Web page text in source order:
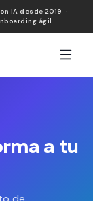
IA desde 2019
ágil
a tu